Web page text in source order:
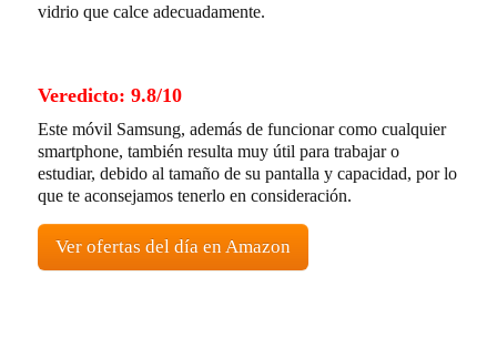
vidrio que calce adecuadamente.
Veredicto: 9.8/10
Este móvil Samsung, además de funcionar como cualquier
smartphone, también resulta muy útil para trabajar o
estudiar, debido al tamaño de su pantalla y capacidad, por lo
que te aconsejamos tenerlo en consideración.
Ver ofertas del día en Amazon